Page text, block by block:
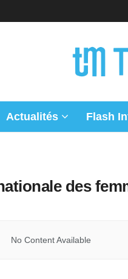
Actualités Flash
des
No Content Available